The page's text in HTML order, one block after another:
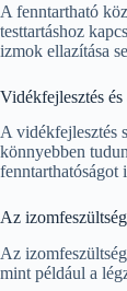
A fenntartható
testtartáshoz
izmok ellazítása
Vidékfejlesztés és
A vidékfejlesztés
könnyebben
fenntarthatóságot
Az
Az
mint például a